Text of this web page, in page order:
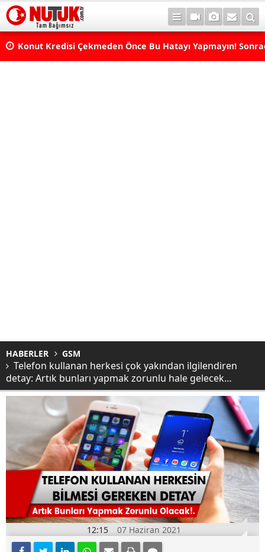
Konut Kredisi Çekmeden Önce Bu Hatayı Yapmayın!
HABERLER GSM
Telefon kullanan herkesi çok yakından ilgilendiren
detay: Artık bunları yapmak zorunlu hale gelecek…
12:15 07 Haziran 2021